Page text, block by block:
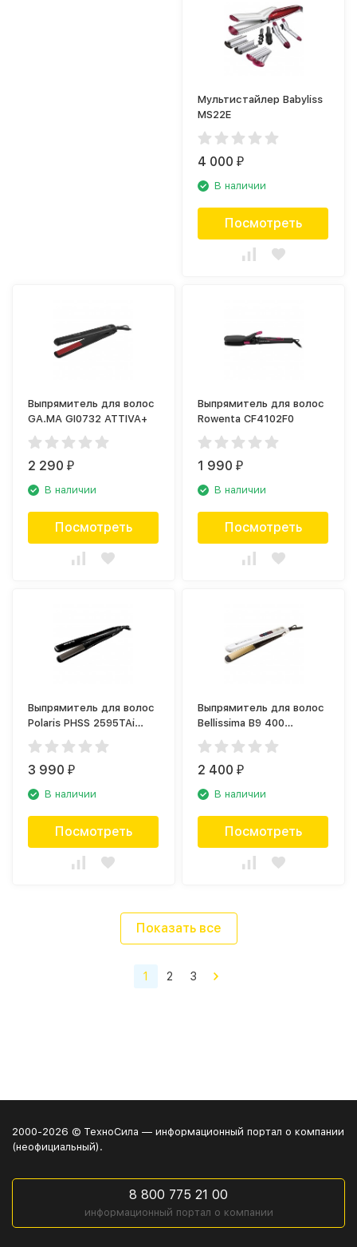
Мультистайлер Babyliss
MS22E
4 000₽
В наличии
Посмотреть
Выпрямитель для волос
GA.MA GI0732 ATTIVA+
2 290₽
В наличии
Посмотреть
Выпрямитель для волос
Rowenta CF4102F0
1 990₽
В наличии
Посмотреть
Выпрямитель для волос
Polaris PHSS 2595TAi
Argan Therapy PRO
3 990₽
В наличии
Посмотреть
Выпрямитель для волос
Bellissima B9 400
(11249X)
2 400₽
В наличии
Посмотреть
Показать все
1 2 3
2000-2026 © ТехноСила — информационный портал о компании
(неофициальный).
8 800 775 21 00
информационный портал о компании